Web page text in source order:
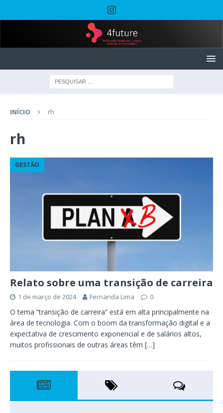
INÍCIO rh
rh
GESTÃO
Relato sobre uma transição de carreira
1 de março de 2024 Fernanda Lima 0
O tema “transição de carreira” está em alta principalmente na
área de tecnologia. Com o boom da transformação digital e a
expectativa de crescimento exponencial e de salários altos,
muitos profissionais de outras áreas têm […]